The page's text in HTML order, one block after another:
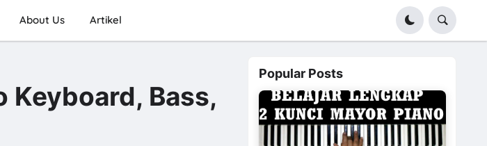
About Us Artikel
Keyboard, Bass,
Popular Posts